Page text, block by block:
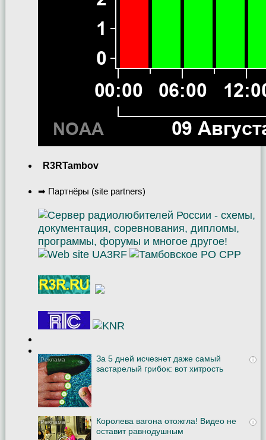
R3RTambov
➡ Партнёры (site partners)
i
За 5 дней исчезнет даже самый
застарелый грибок: вот хитрость
i
Королева вагона отожгла! Видео не
оставит равнодушным